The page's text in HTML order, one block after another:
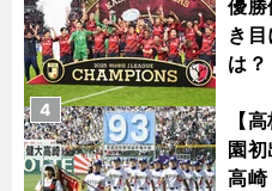
優
き
は？
【
園
高崎
4